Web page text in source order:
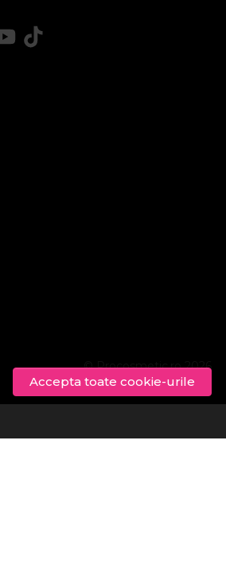
Accepta toate cookie-urile
© Procosmetic.ro 2026